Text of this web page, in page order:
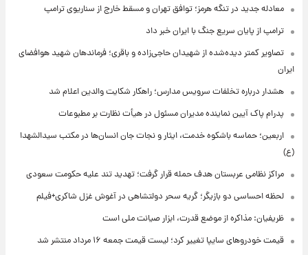
معادله جدید در تنگه هرمز؛ توافق تهران و مسقط خارج از سناریوی ترامپ
ترامپ از پایان سریع جنگ با ایران خبر داد
تصاویر کمتر دیده‌شده از شهیدان حاجی‌زاده و باقری؛ فرماندهان شهید هوافضای
ایران
هشدار درباره تخلفات سرویس مدارس؛ راهکار شکایت والدین اعلام شد
پدرام پاک آیین نماینده مدیران مسئول در هیأت نظارت بر مطبوعات
اربعین؛ حماسه باشکوه خدمت، ایثار و نجات جان انسان‌ها در مکتب سیدالشهدا
(ع)
مراکز نظامی عربستان هدف حمله قرار گرفت؛ تهدید تند علیه حکومت سعودی
لحظه احساسی دو بازیگر؛ گریه سحر دولتشاهی در آغوش غزل شاکری+فیلم
ظریفیان: مذاکره از موضع قدرت، ابزار صیانت ملی است
قیمت خودروهای سایپا تغییر کرد؛ لیست قیمت جمعه ۱۶ مرداد منتشر شد